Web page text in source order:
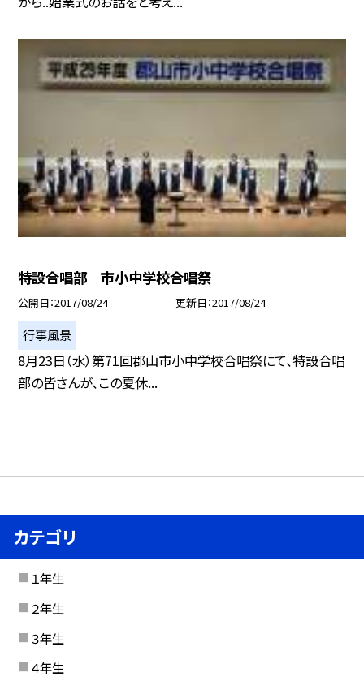
特設合唱部 市小中学校合唱祭
公開日 2017/08/24 更新日 2017/08/24
行事風景
8月23日（水）第71回郡山市小中学校合唱祭にて、特設合唱
部の皆さんが、この夏休...
カテゴリ
１年生
２年生
３年生
４年生